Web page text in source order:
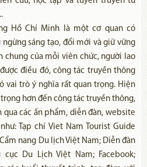
Hồ Chí Minh là một cơ quan có
sáng tạo, đổi mới và giữ vững
chung của mỗi viên chức, người lao
điều đó, công tác truyền thông
vai trò ý nghĩa rất quan trọng. Hiện
trọng hơn đến công tác truyền thông,
các ấn phẩm, diễn đàn, website
Tạp chí Viet Nam Tourist Guide
nang Du lịch Việt Nam; Diễn đàn
cục Du Lịch Việt Nam; Facebook;